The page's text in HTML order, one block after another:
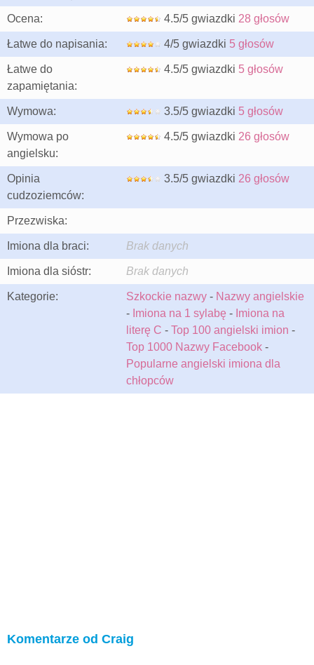
Ocena: 4.5/5 gwiazdki 28 głosów
Łatwe do napisania: 4/5 gwiazdki 5 głosów
Łatwe do
zapamiętania:
4.5/5 gwiazdki 5 głosów
Wymowa: 3.5/5 gwiazdki 5 głosów
Wymowa po
angielsku:
4.5/5 gwiazdki 26 głosów
Opinia
cudzoziemców:
3.5/5 gwiazdki 26 głosów
Przezwiska:
Imiona dla braci: Brak danych
Imiona dla sióstr: Brak danych
Kategorie: Szkockie nazwy - Nazwy angielskie
- Imiona na 1 sylabę - Imiona na
literę C - Top 100 angielski imion -
Top 1000 Nazwy Facebook -
Popularne angielski imiona dla
chłopców
Komentarze od Craig